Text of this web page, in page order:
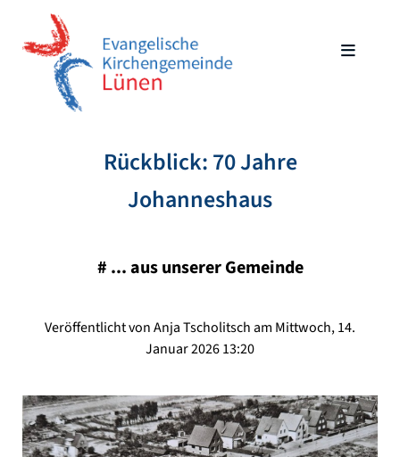
Rückblick: 70 Jahre
Johanneshaus
# ... aus unserer Gemeinde
Veröffentlicht von Anja Tscholitsch am Mittwoch, 14.
Januar 2026 13:20